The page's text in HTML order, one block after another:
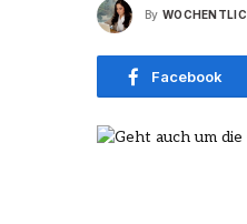
By
Facebook